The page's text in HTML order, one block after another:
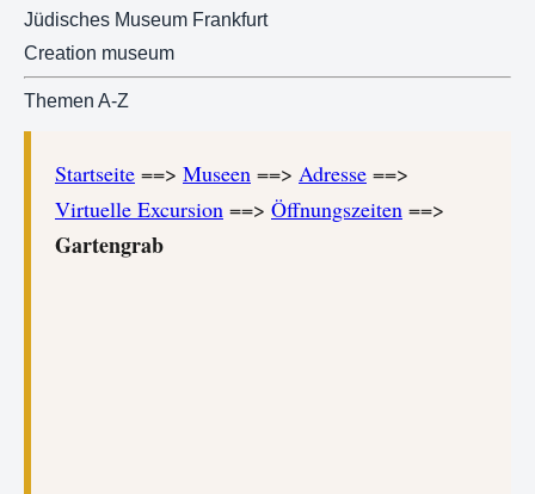
Jüdisches Museum Frankfurt
Creation museum
Themen A-Z
Startseite ==> Museen ==> Adresse ==>
Virtuelle Excursion ==> Öffnungszeiten ==>
Gartengrab